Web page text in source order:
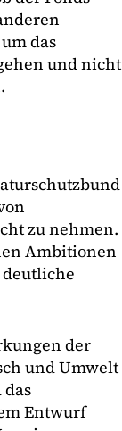
das
und nicht
zu nehmen.
Ambitionen
der
und Umwelt
Entwurf